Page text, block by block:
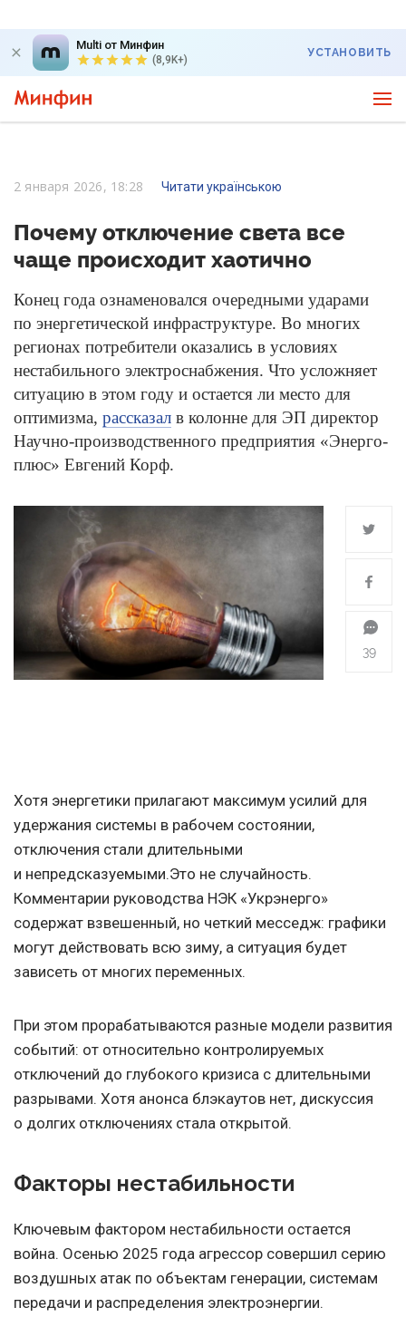
Multi от Минфин
(8,9K+)
УСТАНОВИТЬ
2 января 2026, 18:28 Читати українською
Почему отключение света все
чаще происходит хаотично
Конец года ознаменовался очередными ударами
по энергетической инфраструктуре. Во многих
регионах потребители оказались в условиях
нестабильного электроснабжения. Что усложняет
ситуацию в этом году и остается ли место для
оптимизма, рассказал в колонне для ЭП директор
Научно-производственного предприятия «Энерго-
плюс» Евгений Корф.
39
Хотя энергетики прилагают максимум усилий для
удержания системы в рабочем состоянии,
отключения стали длительными
и непредсказуемыми.Это не случайность.
Комментарии руководства НЭК «Укрэнерго»
содержат взвешенный, но четкий месседж: графики
могут действовать всю зиму, а ситуация будет
зависеть от многих переменных.
При этом прорабатываются разные модели развития
событий: от относительно контролируемых
отключений до глубокого кризиса с длительными
разрывами. Хотя анонса блэкаутов нет, дискуссия
о долгих отключениях стала открытой.
Факторы нестабильности
Ключевым фактором нестабильности остается
война. Осенью 2025 года агрессор совершил серию
воздушных атак по объектам генерации, системам
передачи и распределения электроэнергии.